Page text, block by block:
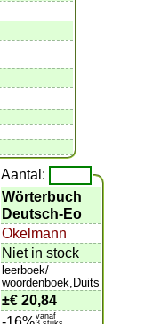
Aantal:
Wörterbuch
Deutsch-Eo
Okelmann
Niet in stock
leerboek/
woordenboek,Duits
±€ 20,84
vanaf